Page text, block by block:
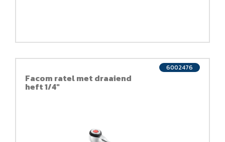
Facom ratel met draaiend
heft 1/4"
6002476